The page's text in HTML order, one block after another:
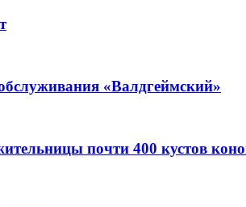
«Валдгеймский»
почти 400 кустов